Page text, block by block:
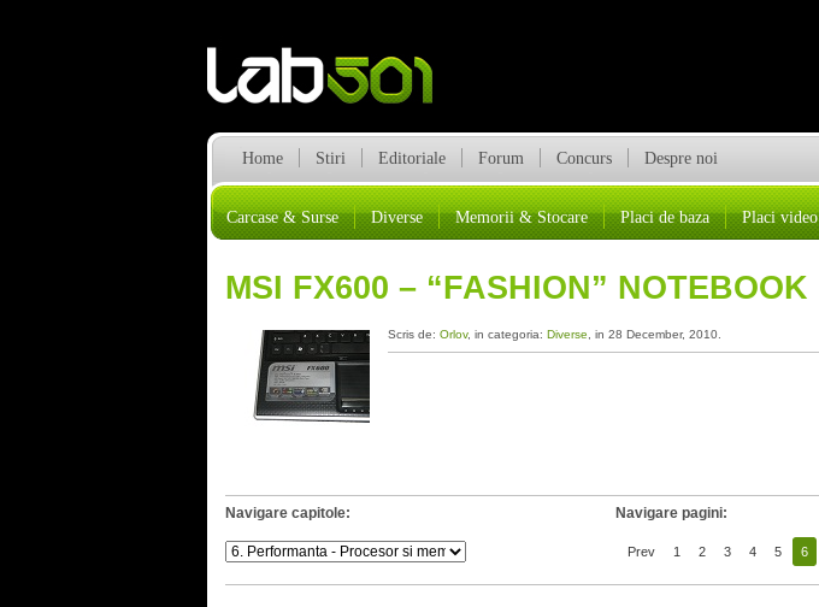
Home Stiri Editoriale Forum Concurs Despre noi
Carcase & Surse Diverse Memorii & Stocare Placi de baza Placi video
MSI FX600 – “FASHION” NOTEBOOK
Scris de: Orlov, in categoria: Diverse , in 28 December, 2010.
Navigare capitole: Navigare pagini:
Prev 1 2 3 4 5 6